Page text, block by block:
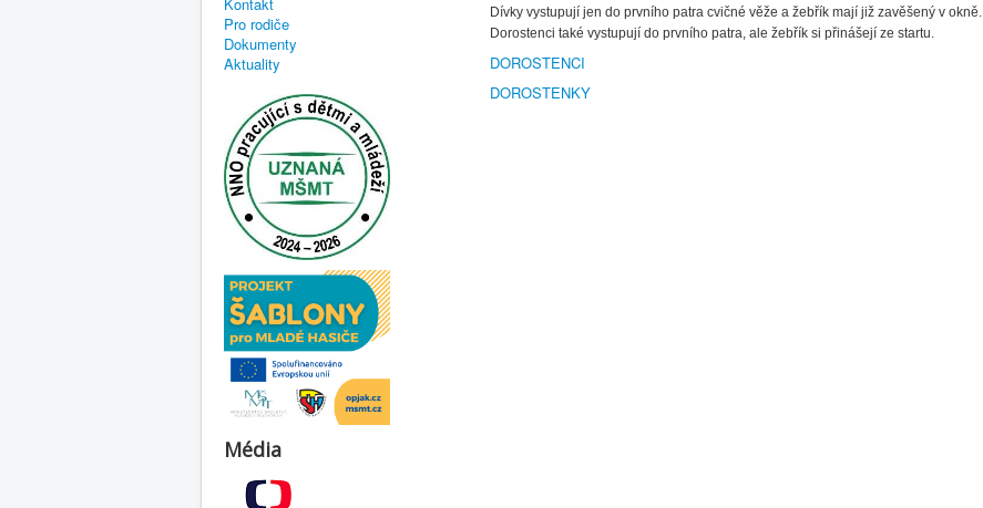
Pro rodiče
Dokumenty
Aktuality
Média
Dívky vystupují jen do prvního patra cvičné věže a žebřík mají již zavěšený v okně.
Dorostenci také vystupují do prvního patra, ale žebřík si přinášejí ze startu.
DOROSTENCI
DOROSTENKY